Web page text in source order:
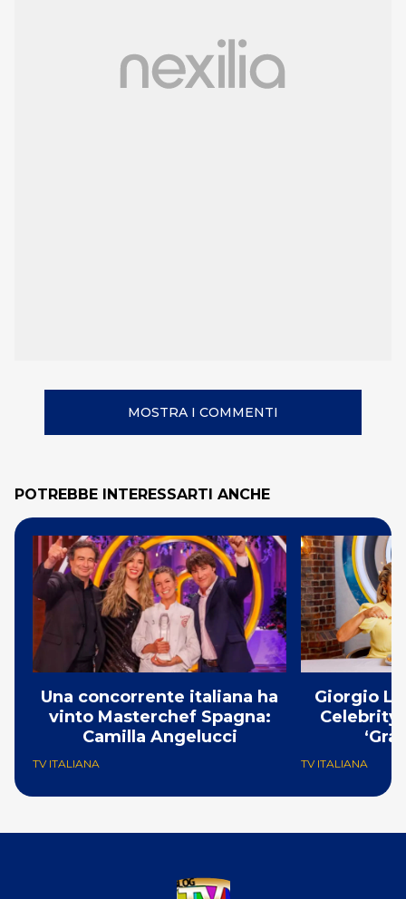
MOSTRA I COMMENTI
POTREBBE INTERESSARTI ANCHE
Una concorrente italiana ha
vinto Masterchef Spagna:
Camilla Angelucci
TV ITALIANA
Giorgio
Celebrity
TV ITALIANA